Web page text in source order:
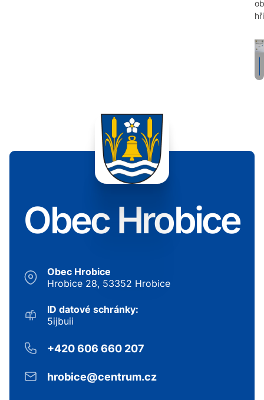
Obec Hrobice
Obec Hrobice
Hrobice 28, 53352 Hrobice
ID datové schránky:
5ijbuii
+420 606 660 207
hrobice@centrum.cz